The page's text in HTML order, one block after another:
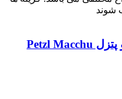
شوند
هارنس قابل تنظیم بچگانه ماچو پتزل Petzl Macchu